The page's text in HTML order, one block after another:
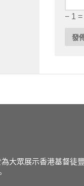
− 1 =
大眾展示香港基督徒